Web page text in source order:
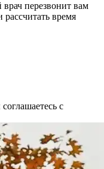
перезвонит вам
время
с